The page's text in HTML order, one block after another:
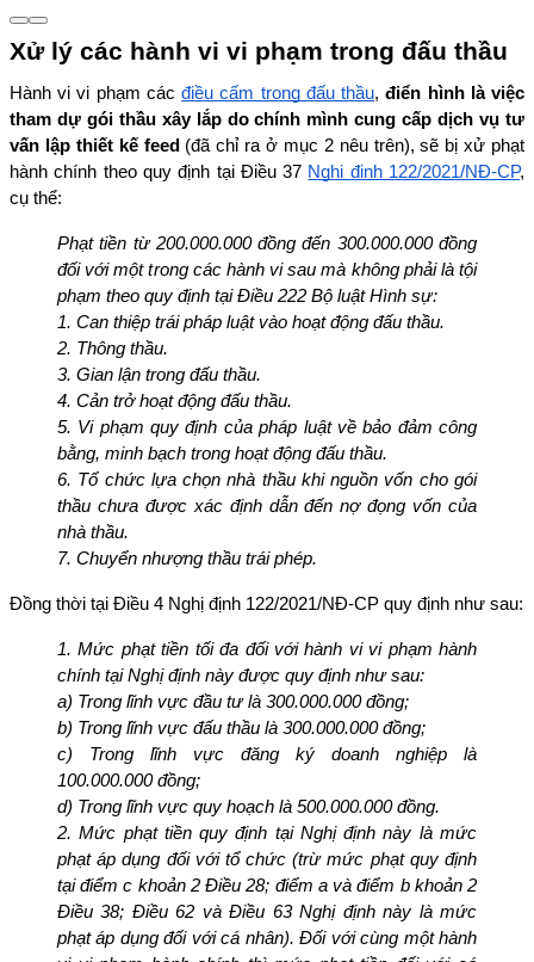
Xử lý các hành vi vi phạm trong đấu thầu
Hành vi vi phạm các điều cấm trong đấu thầu, điển hình là việc
tham dự gói thầu xây lắp do chính mình cung cấp dịch vụ tư
vấn lập thiết kế feed (đã chỉ ra ở mục 2 nêu trên), sẽ bị xử phạt
hành chính theo quy định tại Điều 37 Nghị định 122/2021/NĐ-CP,
cụ thể:
Phạt tiền từ 200.000.000 đồng đến 300.000.000 đồng
đối với một trong các hành vi sau mà không phải là tội
phạm theo quy định tại Điều 222 Bộ luật Hình sự:
1. Can thiệp trái pháp luật vào hoạt động đấu thầu.
2. Thông thầu.
3. Gian lận trong đấu thầu.
4. Cản trở hoạt động đấu thầu.
5. Vi phạm quy định của pháp luật về bảo đảm công
bằng, minh bạch trong hoạt động đấu thầu.
6. Tổ chức lựa chọn nhà thầu khi nguồn vốn cho gói
thầu chưa được xác định dẫn đến nợ đọng vốn của
nhà thầu.
7. Chuyển nhượng thầu trái phép.
Đồng thời tại Điều 4 Nghị định 122/2021/NĐ-CP quy định như sau:
1. Mức phạt tiền tối đa đối với hành vi vi phạm hành
chính tại Nghị định này được quy định như sau:
a) Trong lĩnh vực đầu tư là 300.000.000 đồng;
b) Trong lĩnh vực đấu thầu là 300.000.000 đồng;
c) Trong lĩnh vực đăng ký doanh nghiệp là
100.000.000 đồng;
d) Trong lĩnh vực quy hoạch là 500.000.000 đồng.
2. Mức phạt tiền quy định tại Nghị định này là mức
phạt áp dụng đối với tổ chức (trừ mức phạt quy định
tại điểm c khoản 2 Điều 28; điểm a và điểm b khoản 2
Điều 38; Điều 62 và Điều 63 Nghị định này là mức
phạt áp dụng đối với cá nhân). Đối với cùng một hành